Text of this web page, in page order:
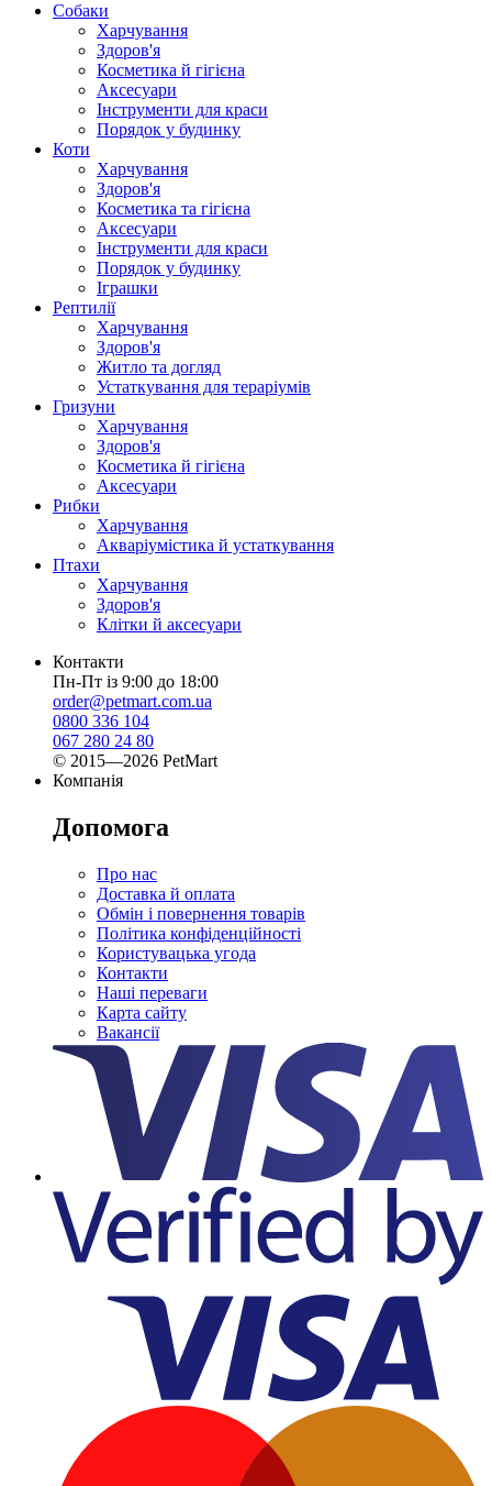
Собаки
Харчування
Здоров'я
Косметика й гігієна
Аксесуари
Інструменти для краси
Порядок у будинку
Коти
Харчування
Здоров'я
Косметика та гігієна
Аксесуари
Інструменти для краси
Порядок у будинку
Іграшки
Рептилії
Харчування
Здоров'я
Житло та догляд
Устаткування для тераріумів
Гризуни
Харчування
Здоров'я
Косметика й гігієна
Аксесуари
Рибки
Харчування
Акваріумістика й устаткування
Птахи
Харчування
Здоров'я
Клітки й аксесуари
Контакти
Пн-Пт із 9:00 до 18:00
order@petmart.com.ua
0800 336 104
067 280 24 80
© 2015—2026 PetMart
Компанія
Допомога
Про нас
Доставка й оплата
Обмін і повернення товарів
Політика конфіденційності
Користувацька угода
Контакти
Наші переваги
Карта сайту
Вакансії